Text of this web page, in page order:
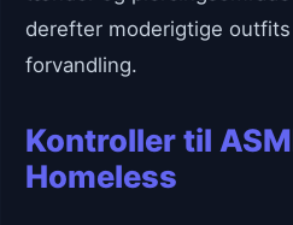
derefter moderigtige
forvandling.
Kontroller til
Homeless